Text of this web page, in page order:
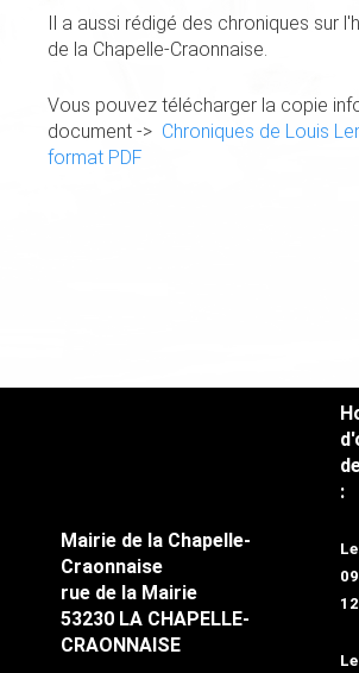
Il a aussi rédigé des chroniques sur
de la Chapelle-Craonnaise.
Vous pouvez télécharger la copie
document -> Chroniques de Louis
format PDF
Mairie de la Chapelle-
Craonnaise
rue de la Mairie
53230 LA CHAPELLE-
CRAONNAISE
: